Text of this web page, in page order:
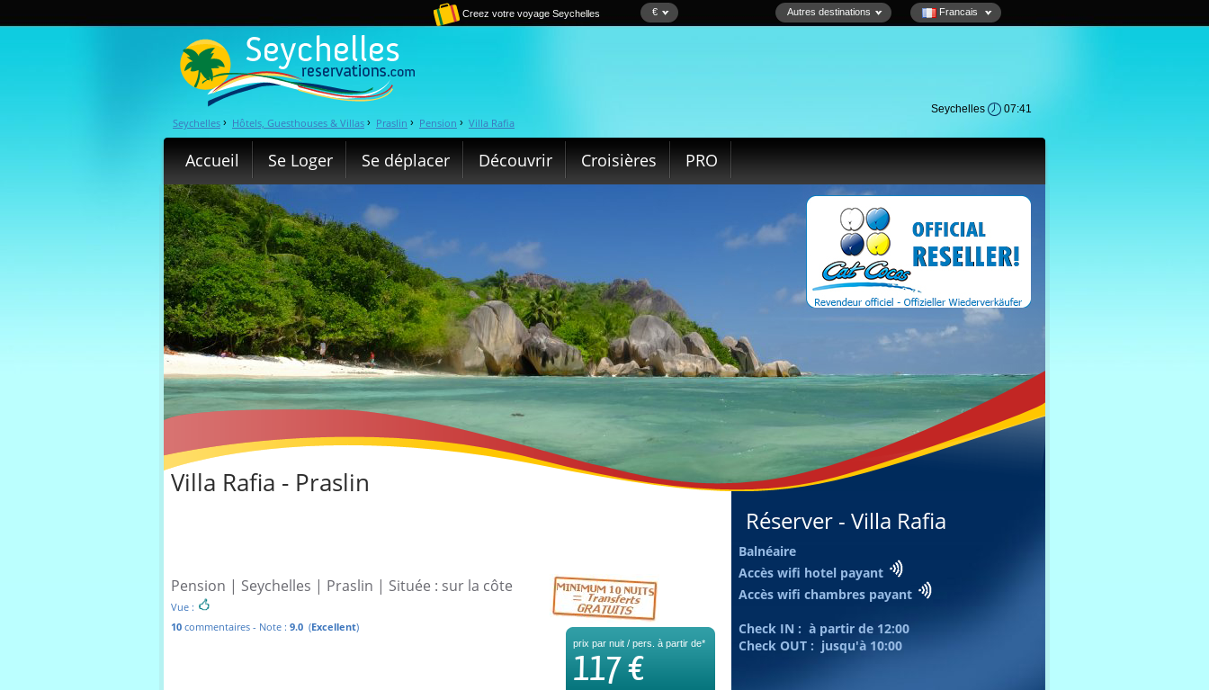
Creez votre voyage Seychelles € Autres destinations Francais
Seychelles 07:41
Seychelles › Hôtels, Guesthouses & Villas › Praslin › Pension › Villa Rafia
Accueil Se Loger Se déplacer Découvrir Croisières PRO
Villa Rafia - Praslin
Pension | Seychelles | Praslin | Située : sur la côte
Vue :
10 commentaires - Note : 9.0 (Excellent)
prix par nuit / pers. à partir de*
117 €
Réserver - Villa Rafia
Balnéaire
Accès wifi hotel payant
Accès wifi chambres payant
Check IN : à partir de 12:00
Check OUT : jusqu'à 10:00